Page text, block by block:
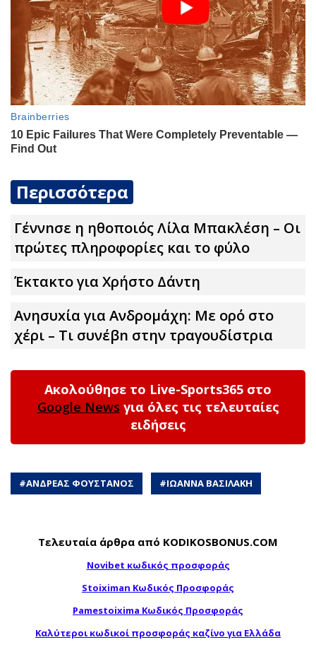
Περισσότερα
Γέννnσε η ηθοποιός Λίλα Μπακλέση – Οι
πρώτες πληροφορίες και το φύλο
Έκτακτο για Χρήστο Δάντη
Ανησυxία για Ανδρομάχη: Με ορό στο
χέρι – Τι συνέβn στην τραγουδίστρια
Ακολούθησε το Live-Sports365 στο
Google News για όλες τις τελευταίες
ειδήσεις
#ΑΝΔΡΕΑΣ ΦΟΥΣΤΑΝΟΣ #ΙΩΑΝΝΑ ΒΑΣΙΛΑΚΗ
Τελευταία άρθρα από KODIKOSBONUS.COM
Novibet κωδικός προσφοράς
Stoiximan Κωδικός Προσφοράς
Pamestoixima Κωδικός Προσφοράς
Καλύτεροι κωδικοί προσφοράς καζίνο για Ελλάδα